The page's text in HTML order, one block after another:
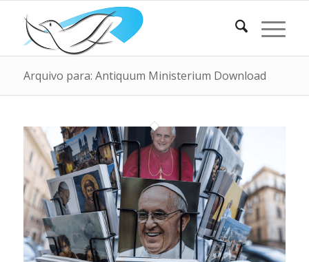
Arquivo para: Antiquum Ministerium Download